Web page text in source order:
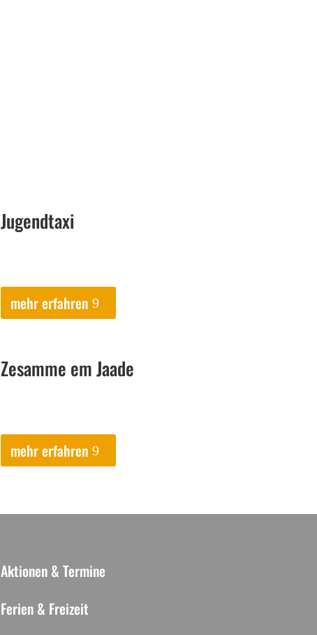
Jugendtaxi
mehr erfahren
Zesamme em Jaade
mehr erfahren
Aktionen & Termine
Ferien & Freizeit